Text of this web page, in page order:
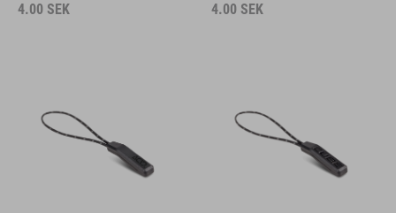
4.00 SEK 4.00 SEK